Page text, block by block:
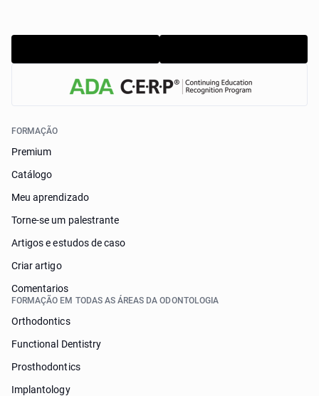
FORMAÇÃO
Premium
Catálogo
Meu aprendizado
Torne-se um palestrante
Artigos e estudos de caso
Criar artigo
Comentarios
FORMAÇÃO EM TODAS AS ÁREAS DA ODONTOLOGIA
Orthodontics
Functional Dentistry
Prosthodontics
Implantology